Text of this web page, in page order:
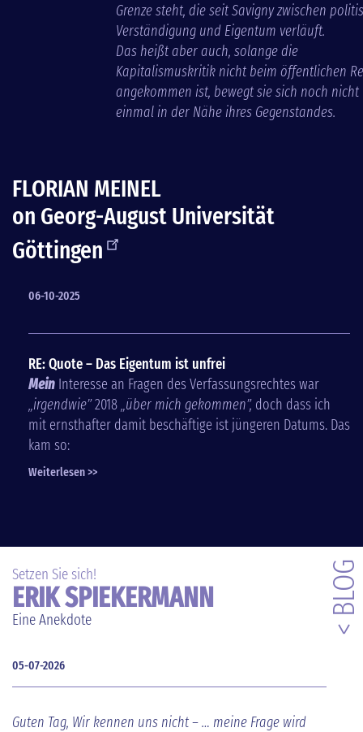
Grenze steht, die seit Savigny zwischen
Verständigung und Eigentum verläuft.
Das heißt aber auch, solange die
Kapitalismuskritik nicht beim öffentlichen
angekommen ist, bewegt sie sich noch nicht
einmal in der Nähe ihres Gegenstandes.
FLORIAN MEINEL
on Georg-August Universität
Göttingen
06-10-2025
RE: Quote – Das Eigentum ist unfrei
Mein Interesse an Fragen des Verfassungsrechtes war
„irgendwie”2018„über mich gekommen”, doch dass ich
mit ernsthafter damit beschäftige ist jüngeren Datums. Das
kam so:
Weiterlesen >>
< BLOG
Setzen Sie sich!
ERIK SPIEKERMANN
05-07-2026
Eine Anekdote
Guten Tag, Wir kennen uns nicht – … meine Frage wird